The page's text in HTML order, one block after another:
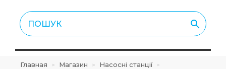
Главная > Магазин > Насосні станції
>